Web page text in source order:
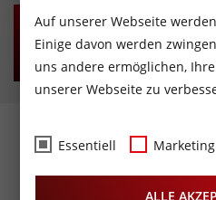
FR
7
AUGUST
SA
8
AUGUST
SO
9
AUGUST
Auf unserer Webseite
Einige davon werden
uns andere ermöglichen,
unserer Webseite zu
Essentiell Marketing
ALLE